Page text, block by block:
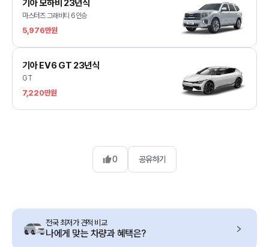
기아 모하비 23년식
마스터즈 그래비티 6인승
5,976만원
기아 EV6 GT 23년식
GT
7,220만원
0 공유하기
전국 최저가 견적 비교
나에게 맞는 차량과 혜택은?